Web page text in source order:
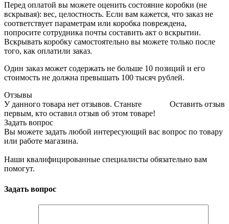
Перед оплатой вы можете оценить состояние коробки (не
вскрывая): вес, целостность. Если вам кажется, что заказ не
соответствует параметрам или коробка повреждена,
попросите сотрудника почты составить акт о вскрытии.
Вскрывать коробку самостоятельно вы можете только после
того, как оплатили заказ.
Один заказ может содержать не больше 10 позиций и его
стоимость не должна превышать 100 тысяч рублей.
Отзывы
Оставить отзыв
У данного товара нет отзывов. Станьте
первым, кто оставил отзыв об этом товаре!
Задать вопрос
Вы можете задать любой интересующий вас вопрос по товару
или работе магазина.
Наши квалифицированные специалисты обязательно вам
помогут.
Задать вопрос